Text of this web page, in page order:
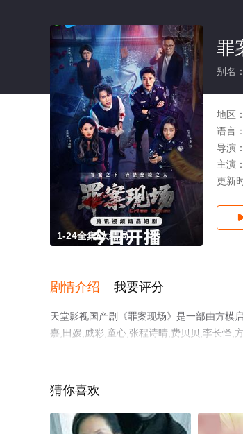
1-24全集/大结局
罪
别名
地区：
语言：
导演：
主演：
更新
剧情介绍 我要评分
天堂影视国产剧《罪案现场》是一部由方模
嘉,田媛,戚彩,童心,张程诗晴,费贝贝,李长怿,
手机免费观看高清未删减完整版电视剧全集
猜你喜欢